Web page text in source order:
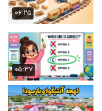
۰۶:۲۵
۰۵:۳۷